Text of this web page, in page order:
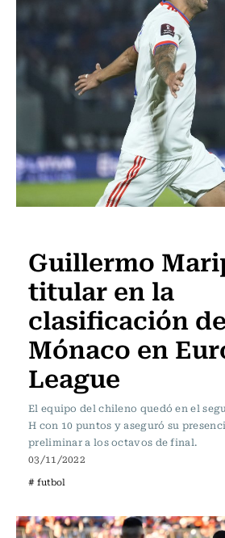
Guillermo
titular en la
clasificación
Mónaco en
League
El equipo del chileno quedó en el
H con 10 puntos y aseguró su
preliminar a los octavos de final.
03/11/2022
# futbol